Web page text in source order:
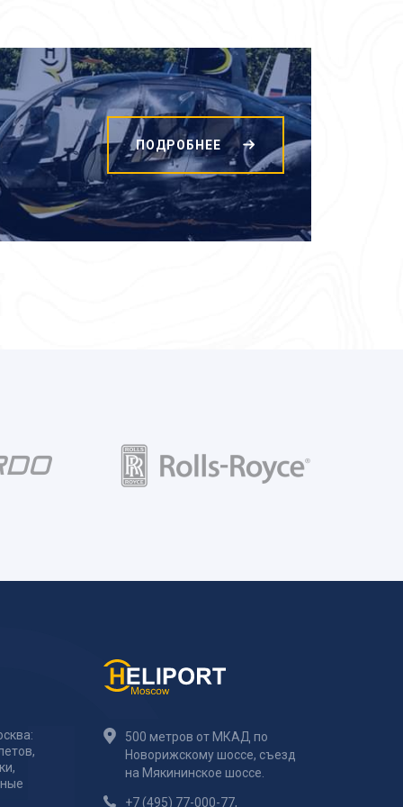
ПОДРОБНЕЕ
500 метров от МКАД по
Новорижскому шоссе, съезд
на Мякининское шоссе.
+7 (495) 77-000-77,